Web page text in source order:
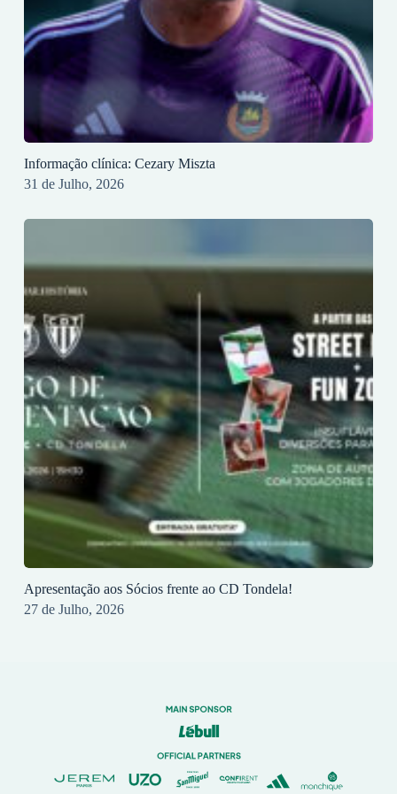
Informação clínica: Cezary Miszta
31 de Julho, 2026
Apresentação aos Sócios frente ao CD Tondela!
27 de Julho, 2026